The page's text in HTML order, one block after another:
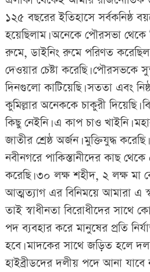
১২৫ বছরের ইতিহাসে সর্বকনিষ্ঠ
হয়েছিলাম। অনেকে পৌরসভা থেকে
রুমে, ডাইনিং রুমে পরিণত
দেওয়ার চেষ্টা করেছি। পৌরসভকে
দিনগুলো কাটিয়েছি। সততা এবং
কুমিল্লার অনেককে চাকুরী দিয়েছি।
কিছু নেইনি। এ কাপ চাও খাইনি।
জাতীর শ্রেষ্ঠ অর্জন। মুক্তিযুদ্ধ
নবীনগরে পাকিস্তানীদের কাছ
করেছি। ৩০ লক্ষ শহীদ, ২ লক্ষ মা
আত্মত্যাগ এর বিনিময়ে আমারা এ
তাই স্বাধীনতা বিরোধীদের
পদ ব্যবহার করে মানুষের প্রতি
হবে। মাদকের সাথে জড়িত হলে দল
হাইব্রীডদের দলীয় পদে আনা